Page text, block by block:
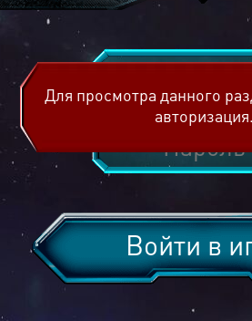
Войти в
Для просмотра данного
авторизация.